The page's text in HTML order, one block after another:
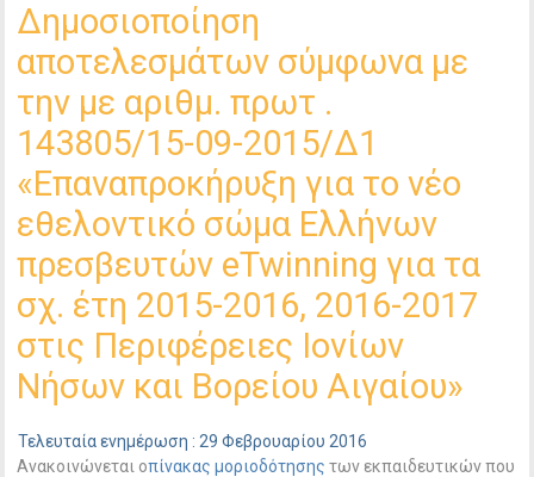
Δημοσιοποίηση
αποτελεσμάτων σύμφωνα με
την με αριθμ. πρωτ .
143805/15-09-2015/Δ1
«Επαναπροκήρυξη για το νέο
εθελοντικό σώμα Ελλήνων
πρεσβευτών eTwinning για τα
σχ. έτη 2015-2016, 2016-2017
στις Περιφέρειες Ιονίων
Νήσων και Βορείου Αιγαίου»
Τελευταία ενημέρωση : 29 Φεβρουαρίου 2016
Ανακοινώνεται οπίνακας μοριοδότησηςτων εκπαιδευτικών που